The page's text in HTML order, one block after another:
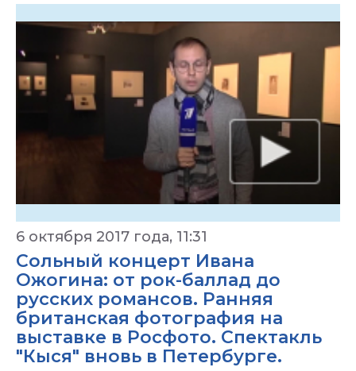
6 октября 2017 года, 11:31
Сольный концерт Ивана
Ожогина: от рок-баллад до
русских романсов. Ранняя
британская фотография на
выставке в Росфото. Спектакль
"Кыся" вновь в Петербурге.